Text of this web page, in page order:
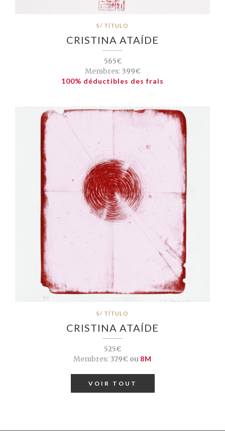
S/ TÍTULO
CRISTINA ATAÍDE
565€
Membres:399€
100% déductibles des frais
S/ TÍTULO
CRISTINA ATAÍDE
525€
Membres: 379€ ou 8M
VOIR TOUT